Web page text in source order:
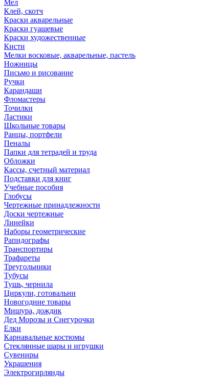
Мел
Клей, скотч
Краски акварельные
Краски гуашевые
Краски художественные
Кисти
Мелки восковые, акварельные, пастель
Ножницы
Письмо и рисование
Ручки
Карандаши
Фломастеры
Точилки
Ластики
Школьные товары
Ранцы, портфели
Пеналы
Папки для тетрадей и труда
Обложки
Кассы, счетный материал
Подставки для книг
Учебные пособия
Глобусы
Чертежные принадлежности
Доски чертежные
Линейки
Наборы геометрические
Рапидографы
Транспортиры
Трафареты
Треугольники
Тубусы
Тушь, чернила
Циркули, готовальни
Новогодние товары
Мишура, дождик
Дед Морозы и Снегурочки
Елки
Карнавальные костюмы
Стеклянные шары и игрушки
Сувениры
Украшения
Электрогирлянды